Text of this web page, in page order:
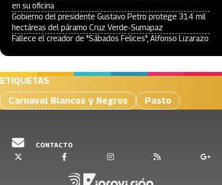
en su oficina
Gobierno del presidente Gustavo Petro protege 314 mil
hectáreas del páramo Cruz Verde-Sumapaz
Fallece el creador de "Sábados Felices", Alfonso Lizarazo
ETIQUETAS
Carnaval Blancos y Negros
Pasto
CONTACTO